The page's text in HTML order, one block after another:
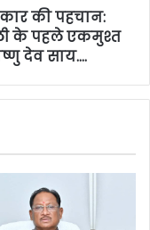
की पहचान:
के पहले एकमुश्त
देव साय….